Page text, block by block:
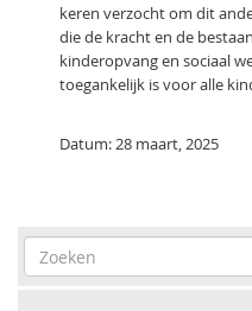
keren verzocht om dit
die de kracht en de
kinderopvang en sociaal
toegankelijk is voor alle
Datum: 28 maart, 2025